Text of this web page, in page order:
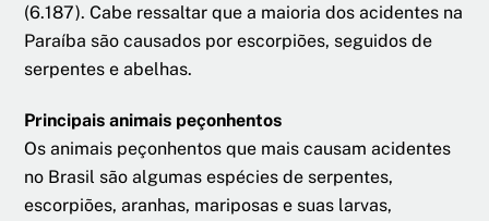
(6.187). Cabe ressaltar que a maioria dos acidentes na
Paraíba são causados por escorpiões, seguidos de
serpentes e abelhas.
Principais animais peçonhentos
Os animais peçonhentos que mais causam acidentes
no Brasil são algumas espécies de serpentes,
escorpiões, aranhas, mariposas e suas larvas,